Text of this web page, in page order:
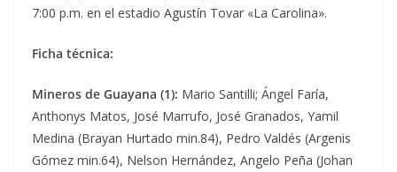
7:00 p.m. en el estadio Agustín Tovar «La Carolina».
Ficha técnica:
Mineros de Guayana (1): Mario Santilli; Ángel Faría,
Anthonys Matos, José Marrufo, José Granados, Yamil
Medina (Brayan Hurtado min.84), Pedro Valdés (Argenis
Gómez min.64), Nelson Hernández, Angelo Peña (Johan